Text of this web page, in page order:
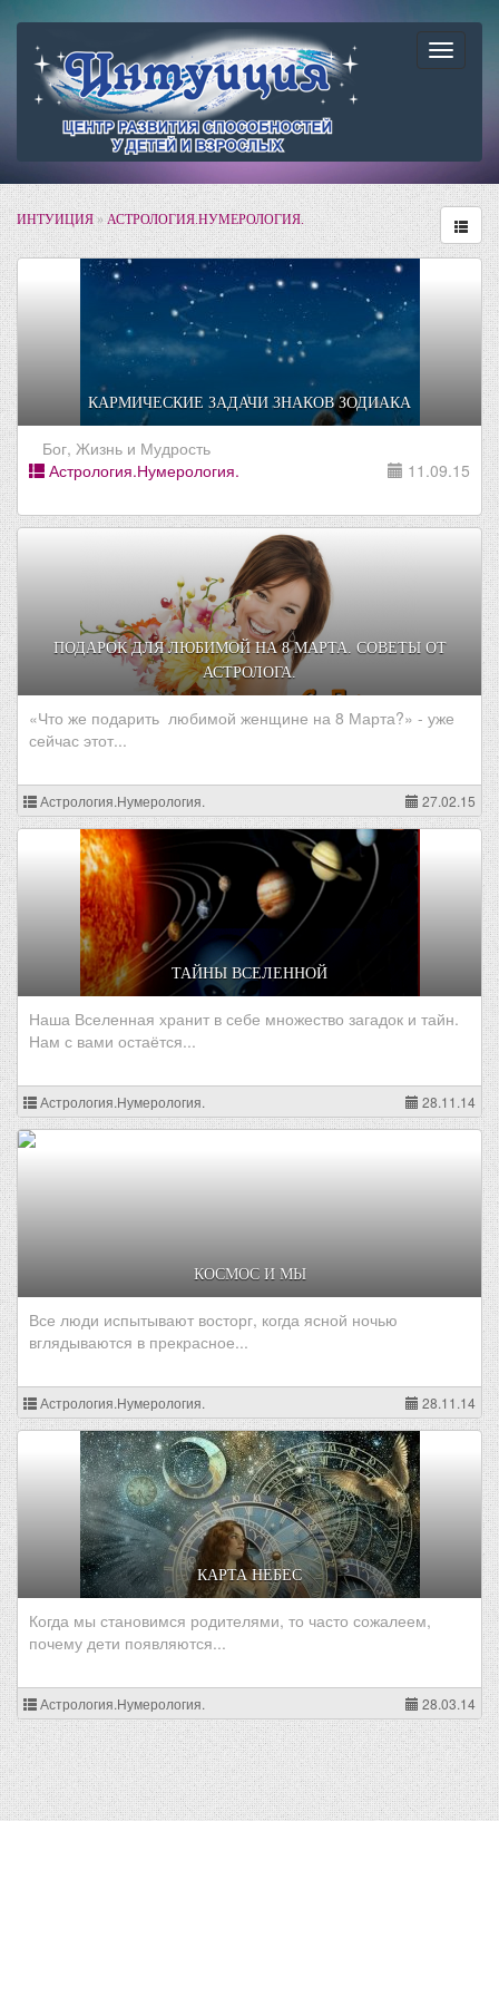
ИНТУИЦИЯ»АСТРОЛОГИЯ.НУМЕРОЛОГИЯ.
КАРМИЧЕСКИЕ ЗАДАЧИ ЗНАКОВ ЗОДИАКА
Бог, Жизнь и Мудрость
Астрология.Нумерология.
11.09.15
ПОДАРОК ДЛЯ ЛЮБИМОЙ НА 8 МАРТА. СОВЕТЫ ОТ
АСТРОЛОГА.
«Что же подарить любимой женщине на 8 Марта?» - уже
сейчас этот...
Астрология.Нумерология. 27.02.15
ТАЙНЫ ВСЕЛЕННОЙ
Наша Вселенная хранит в себе множество загадок и тайн.
Нам с вами остаётся...
Астрология.Нумерология. 28.11.14
КОСМОС И МЫ
Все люди испытывают восторг, когда ясной ночью
вглядываются в прекрасное...
Астрология.Нумерология. 28.11.14
КАРТА НЕБЕС
Когда мы становимся родителями, то часто сожалеем,
почему дети появляются...
Астрология.Нумерология. 28.03.14